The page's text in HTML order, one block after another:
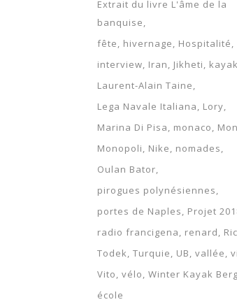
Extrait du livre L'âme de la
banquise
fête
hivernage
Hospitalité
interview Iran Jikheti
kayak
Laurent-Alain Taine
Lega Navale Italiana
Lory
Marina Di Pisa
monaco
Monopoli
Nike
nomades
Oulan Bator
pirogues polynésiennes
portes de Naples
Projet
radio francigena
renard
Todek Turquie UB vallée
Vito vélo Winter Kayak
école